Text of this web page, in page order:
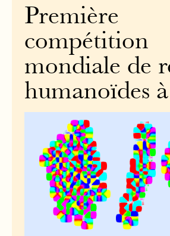
Première
compétition
mondiale de
humanoïdes